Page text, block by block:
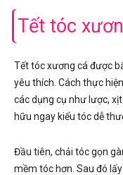
Tết tóc
Tết tóc xương cá được
yêu thích. Cách thực
các dụng cụ như lược,
hữu ngay kiểu tóc dễ
Đầu tiên, chải tóc gọn
mềm tóc hơn. Sau đó